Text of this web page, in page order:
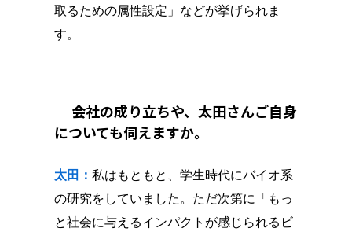
取るための属性設定」などが挙げられま
す。
─ 会社の成り立ちや、太田さんご自身
についても伺えますか。
太田： 私はもともと、学生時代にバイオ系
の研究をしていました。ただ次第に「もっ
と社会に与えるインパクトが感じられるビ